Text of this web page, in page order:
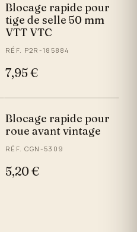
Blocage rapide pour
tige de selle 50 mm
VTT VTC
RÉF. P2R-185884
7,95 €
Blocage rapide pour
roue avant vintage
RÉF. CGN-5309
5,20 €